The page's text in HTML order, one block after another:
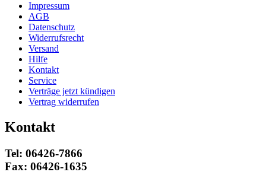
Impressum
AGB
Datenschutz
Widerrufsrecht
Versand
Hilfe
Kontakt
Service
Verträge jetzt kündigen
Vertrag widerrufen
Kontakt
Tel: 06426-7866
Fax: 06426-1635